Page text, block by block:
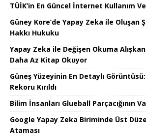
TÜİK’in En Güncel İnternet Kullanım
Güney Kore’de Yapay Zeka ile Oluşan
Hakkı Hukuku
Yapay Zeka ile Değişen Okuma
Daha Az Kitap Okuyor
Güneş Yüzeyinin En Detaylı
Rekoru Kırıldı
Bilim İnsanları Glueball Parçacığının
Google Yapay Zeka Biriminde Üst
Ataması